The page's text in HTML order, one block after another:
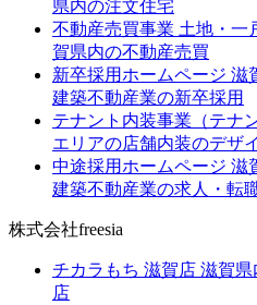
県内の注文住宅
不動産売買事業 土地・一
賀県内の不動産売買
新卒採用ホームページ 滋
建築不動産業の新卒採用
テナント内装事業（テナ
エリアの店舗内装のデザ
中途採用ホームページ 滋
建築不動産業の求人・転
株式会社freesia
チカラもち 滋賀店 滋賀県
店